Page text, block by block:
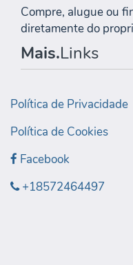
Compre, alugue ou
diretamente do
Mais.Links
Política de Privacidade
Política de Cookies
Facebook
+18572464497